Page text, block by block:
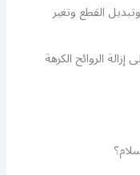
القطع وتغير
الروائح الكرهة